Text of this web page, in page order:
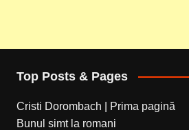
Top Posts & Pages
Cristi Dorombach | Prima pagină
Bunul simt la romani